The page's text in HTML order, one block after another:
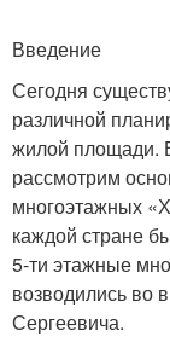
Введение
Сегодня
различной
жилой площади.
рассмотрим
многоэтажных
каждой стране
5-ти этажные
возводились во
Сергеевича.